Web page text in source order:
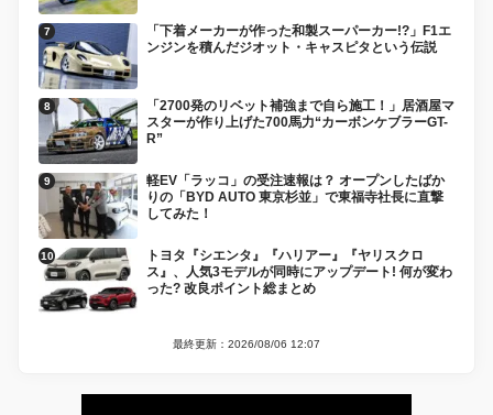
「下着メーカーが作った和製スーパーカー!?」F1エ
ンジンを積んだジオット・キャスピタという伝説
「2700発のリベット補強まで自ら施工！」居酒屋マ
スターが作り上げた700馬力“カーボンケブラーGT-
R”
軽EV「ラッコ」の受注速報は？ オープンしたばか
りの「BYD AUTO 東京杉並」で東福寺社長に直撃
してみた！
トヨタ『シエンタ』『ハリアー』『ヤリスクロ
ス』、人気3モデルが同時にアップデート! 何が変わ
った? 改良ポイント総まとめ
最終更新：2026/08/06 12:07